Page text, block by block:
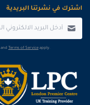
اشترك في نشرتنا البريدية
and Terms of Service apply.